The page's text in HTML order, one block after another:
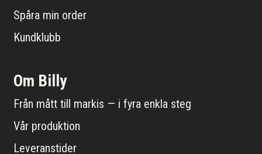
Spåra min order
Kundklubb
Om Billy
Från mått till markis — i fyra enkla steg
Vår produktion
Leveranstider